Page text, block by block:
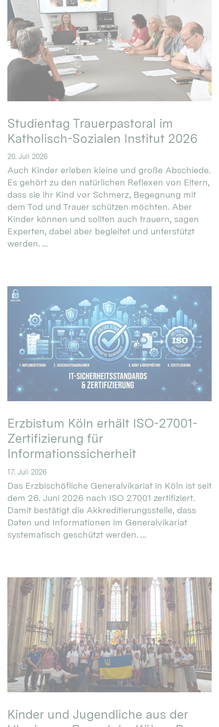
Studientag Trauerpastoral im
Katholisch-Sozialen Institut 2026
20. Juli 2026
Auch Kinder erleben kleine und große Abschiede.
Es gehört zu den natürlichen Reflexen von Eltern,
dass sie ihr Kind vor Schmerz, Begegnung mit
dem Tod und Trauer schützen möchten. Aber
Kinder können und sollten auch trauern, sagen
Experten, dabei aber begleitet und unterstützt
werden. ...
Erzbistum Köln erhält ISO-27001-
Zertifizierung für
Informationssicherheit
17. Juli 2026
Das Erzbischöfliche Generalvikariat in Köln ist seit
dem 26. Juni 2026 nach ISO 27001 zertifiziert.
Damit bestätigt die Akkreditierungsstelle, dass
Daten und Informationen im Generalvikariat
systematisch geschützt werden. ...
Kinder und Jugendliche aus der